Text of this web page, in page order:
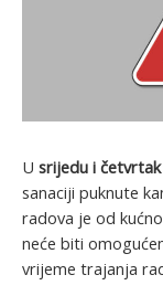
U srijedu i četvrtak
sanaciji puknute
radova je od
neće biti
vrijeme trajanja